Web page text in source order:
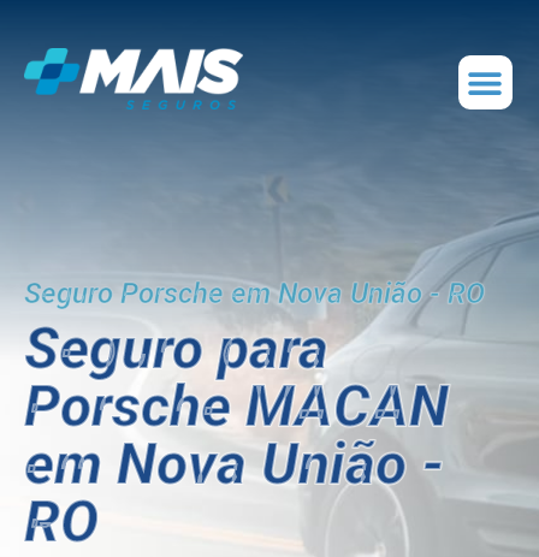
Seguro Porsche em Nova União - RO
Seguro para
Porsche MACAN
em Nova União -
RO